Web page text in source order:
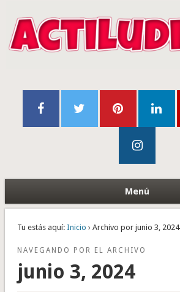
Menú
Tu estás aquí: Inicio › Archivo por junio 3, 2024
NAVEGANDO POR EL ARCHIVO
junio 3, 2024